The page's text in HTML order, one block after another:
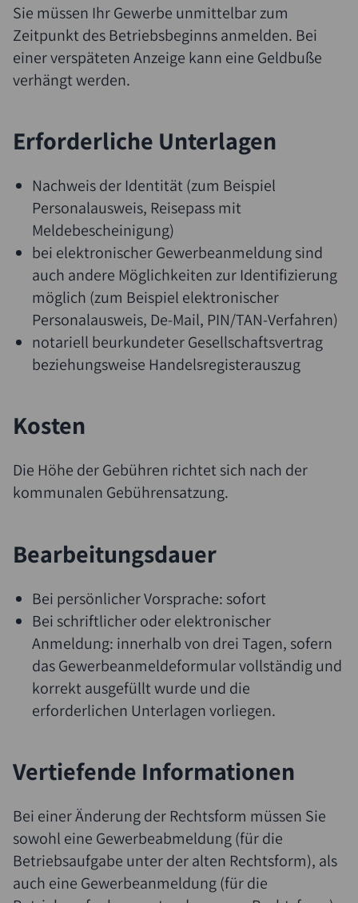
Sie müssen Ihr Gewerbe unmittelbar zum
Zeitpunkt des Betriebsbeginns anmelden. Bei
einer verspäteten Anzeige kann eine Geldbuße
verhängt werden.
Erforderliche Unterlagen
Nachweis der Identität (zum Beispiel
Personalausweis, Reisepass mit
Meldebescheinigung)
bei elektronischer Gewerbeanmeldung sind
auch andere Möglichkeiten zur Identifizierung
möglich (zum Beispiel elektronischer
Personalausweis, De-Mail, PIN/TAN-Verfahren)
notariell beurkundeter Gesellschaftsvertrag
beziehungsweise Handelsregisterauszug
Kosten
Die Höhe der Gebühren richtet sich nach der
kommunalen Gebührensatzung.
Bearbeitungsdauer
Bei persönlicher Vorsprache: sofort
Bei schriftlicher oder elektronischer
Anmeldung: innerhalb von drei Tagen, sofern
das Gewerbeanmeldeformular vollständig und
korrekt ausgefüllt wurde und die
erforderlichen Unterlagen vorliegen.
Vertiefende Informationen
Bei einer Änderung der Rechtsform müssen Sie
sowohl eine Gewerbeabmeldung (für die
Betriebsaufgabe unter der alten Rechtsform), als
auch eine Gewerbeanmeldung (für die